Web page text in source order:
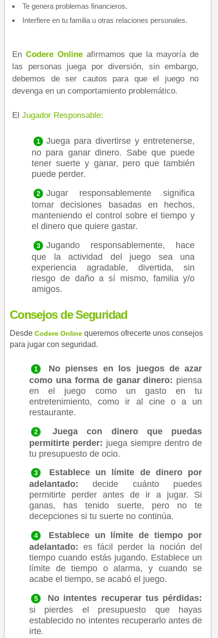
Te genera problemas financieros.
Interfiere en tu familia u otras relaciones personales.
EnC​odere Online afirmamos que la mayoría de
las personas juega por diversión, sin embargo,
debemos de ser cautos para que el juego no
devenga en un comportamiento problemático.​
El Jugador Responsable:
Juega para divertirse y entretenerse,
no para ganar dinero. Sabe que puede
tener suerte y ganar, pero que también
puede perder.
Jugar responsablemente significa
tomar decisiones basadas en hechos,
manteniendo el control sobre el tiempo y
el dinero que quiere gastar.
Jugando responsablemente, hace
que la actividad del juego sea una
experiencia agradable, divertida, sin
riesgo de daño a sí mismo, familia y/o
amigos.
Consejos de Seguri​dad
Desde C​odere Online queremos ofrecerte unos consejos
para jugar con seguridad.
No pienses en los juegos de azar
como una forma de ganar dinero: piensa
en el juego como un gasto en tu
entretenimiento, como ir al cine o a un
restaurante.
Juega con dinero que puedas
permitirte perder: juega siempre dentro de
tu presupuesto de ocio.
Establece un límite de dinero por
adelantado: decide cuánto puedes
permitirte perder antes de ir a jugar. Si
ganas, has tenido suerte, pero no te
decepciones si tu suerte no continúa.
Establece un límite de tiempo por
adelantado:es fácil perder la noción del
tiempo cuando estás jugando. Establece un
límite de tiempo o alarma, y cuando se
acabe el tiempo, se acabó el juego.
No intentes recuperar tus pérdidas:
si pierdes el presupuesto que hayas
establecido no intentes recuperarlo antes de
irte.